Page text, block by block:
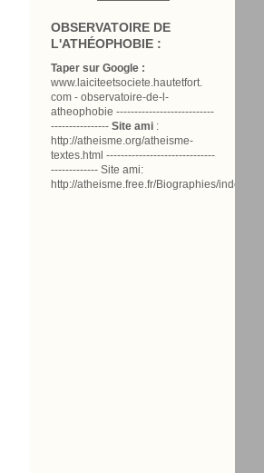
OBSERVATOIRE DE
L'ATHÉOPHOBIE :
Taper sur Google :
www.laiciteetsociete.hautetfort.
com - observatoire-de-l-
atheophobie ---------------------------
---------------- Site ami :
http://atheisme.org/atheisme-
textes.html ------------------------------
------------- Site ami:
http://atheisme.free.fr/Biographies/index.html